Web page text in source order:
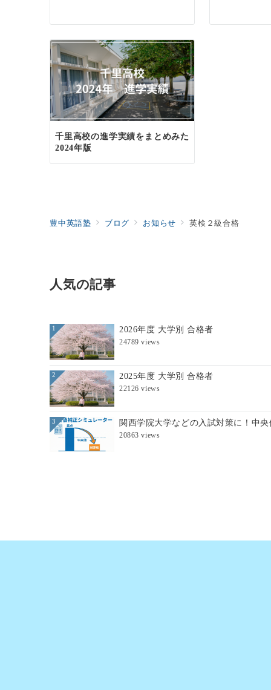
千里高校の進学実績をまとめみた
2024年版
豊中英語塾 ブログ お知らせ 英検２級合格
人気の記事
1 2026年度 大学別 合格者
24789 views
2 2025年度 大学別 合格者
22126 views
3 関西学院大学などの入試対策に！中
20863 views